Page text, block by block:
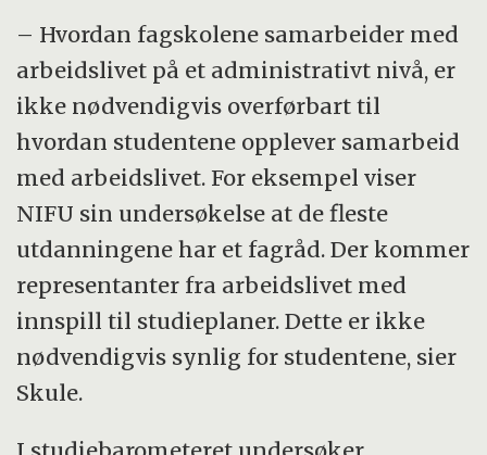
– Hvordan fagskolene samarbeider med
arbeidslivet på et administrativt nivå, er
ikke nødvendigvis overførbart til
hvordan studentene opplever samarbeid
med arbeidslivet. For eksempel viser
NIFU sin undersøkelse at de fleste
utdanningene har et fagråd. Der kommer
representanter fra arbeidslivet med
innspill til studieplaner. Dette er ikke
nødvendigvis synlig for studentene, sier
Skule.